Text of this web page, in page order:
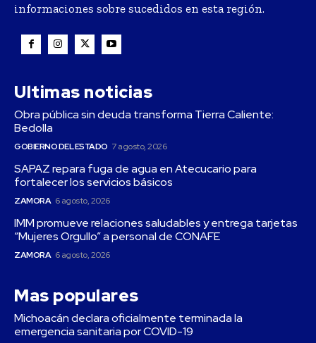
informaciones sobre sucedidos en esta región.
Ultimas noticias
Obra pública sin deuda transforma Tierra Caliente:
Bedolla
GOBIERNO DEL ESTADO 7 agosto, 2026
SAPAZ repara fuga de agua en Atecucario para
fortalecer los servicios básicos
ZAMORA 6 agosto, 2026
IMM promueve relaciones saludables y entrega tarjetas
“Mujeres Orgullo” a personal de CONAFE
ZAMORA 6 agosto, 2026
Mas populares
Michoacán declara oficialmente terminada la
emergencia sanitaria por COVID-19